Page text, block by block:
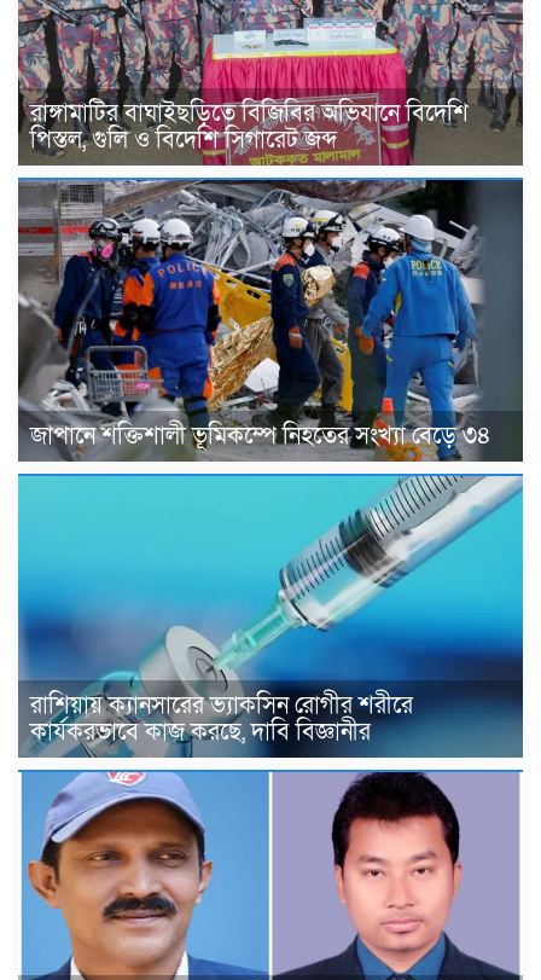
রাঙ্গামাটির বাঘাইছড়িতে বিজিবির অভিযানে বিদেশি
পিস্তল, গুলি ও বিদেশি সিগারেট জব্দ
জাপানে শক্তিশালী ভূমিকম্পে নিহতের সংখ্যা বেড়ে ৩৪
রাশিয়ায় ক্যানসারের ভ্যাকসিন রোগীর শরীরে
কার্যকরভাবে কাজ করছে, দাবি বিজ্ঞানীর